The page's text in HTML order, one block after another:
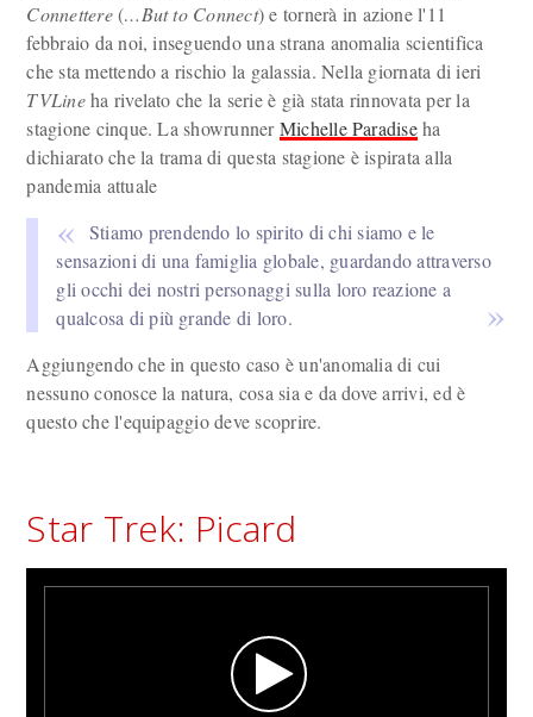
Connettere(…But to Connect) e tornerà in azione l'11
febbraio da noi, inseguendo una strana anomalia scientifica
che sta mettendo a rischio la galassia. Nella giornata di ieri
TVLineha rivelato che la serie è già stata rinnovata per la
stagione cinque. La showrunnerMichelle Paradiseha
dichiarato che la trama di questa stagione è ispirata alla
pandemia attuale
Stiamo prendendo lo spirito di chi siamo e le
sensazioni di una famiglia globale, guardando attraverso
gli occhi dei nostri personaggi sulla loro reazione a
qualcosa di più grande di loro.
Aggiungendo che in questo caso è un'anomalia di cui
nessuno conosce la natura, cosa sia e da dove arrivi, ed è
questo che l'equipaggio deve scoprire.
Star Trek: Picard